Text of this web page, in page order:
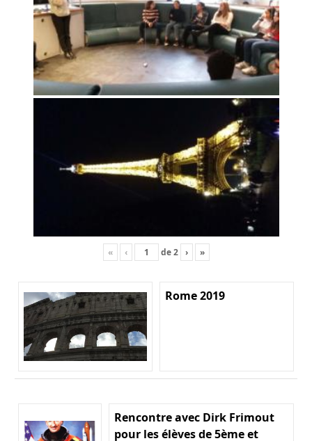
« ‹ de2 › »
Rome 2019
Rencontre avec Dirk Frimout
pour les élèves de 5ème et